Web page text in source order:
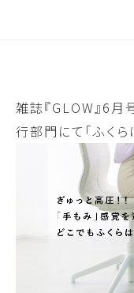
雑誌『GLOW』6月
行部門にて「ふく